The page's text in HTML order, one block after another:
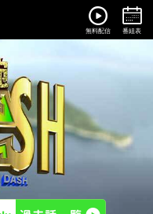
無料配信 番組表